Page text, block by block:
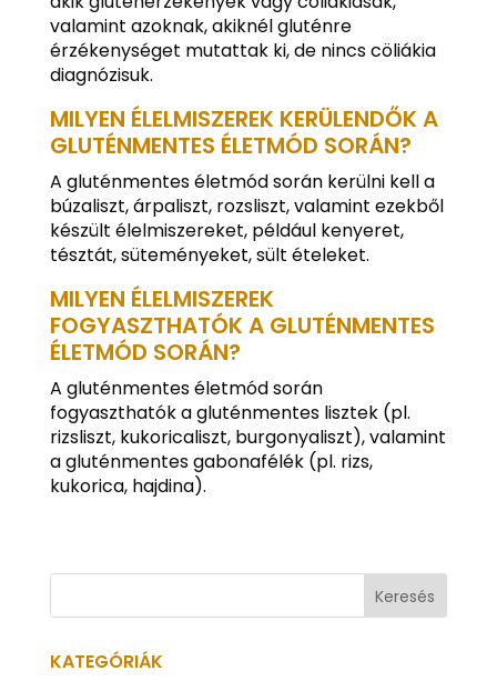
valamint azoknak, akiknél gluténre
érzékenységet mutattak ki, de nincs cöliákia
diagnózisuk.
MILYEN ÉLELMISZEREK KERÜLENDŐK A
GLUTÉNMENTES ÉLETMÓD SORÁN?
A gluténmentes életmód során kerülni kell a
búzaliszt, árpaliszt, rozsliszt, valamint ezekből
készült élelmiszereket, például kenyeret,
tésztát, süteményeket, sült ételeket.
MILYEN ÉLELMISZEREK
FOGYASZTHATÓK A GLUTÉNMENTES
ÉLETMÓD SORÁN?
A gluténmentes életmód során
fogyaszthatók a gluténmentes lisztek (pl.
rizsliszt, kukoricaliszt, burgonyaliszt), valamint
a gluténmentes gabonafélék (pl. rizs,
kukorica, hajdina).
KATEGÓRIÁK